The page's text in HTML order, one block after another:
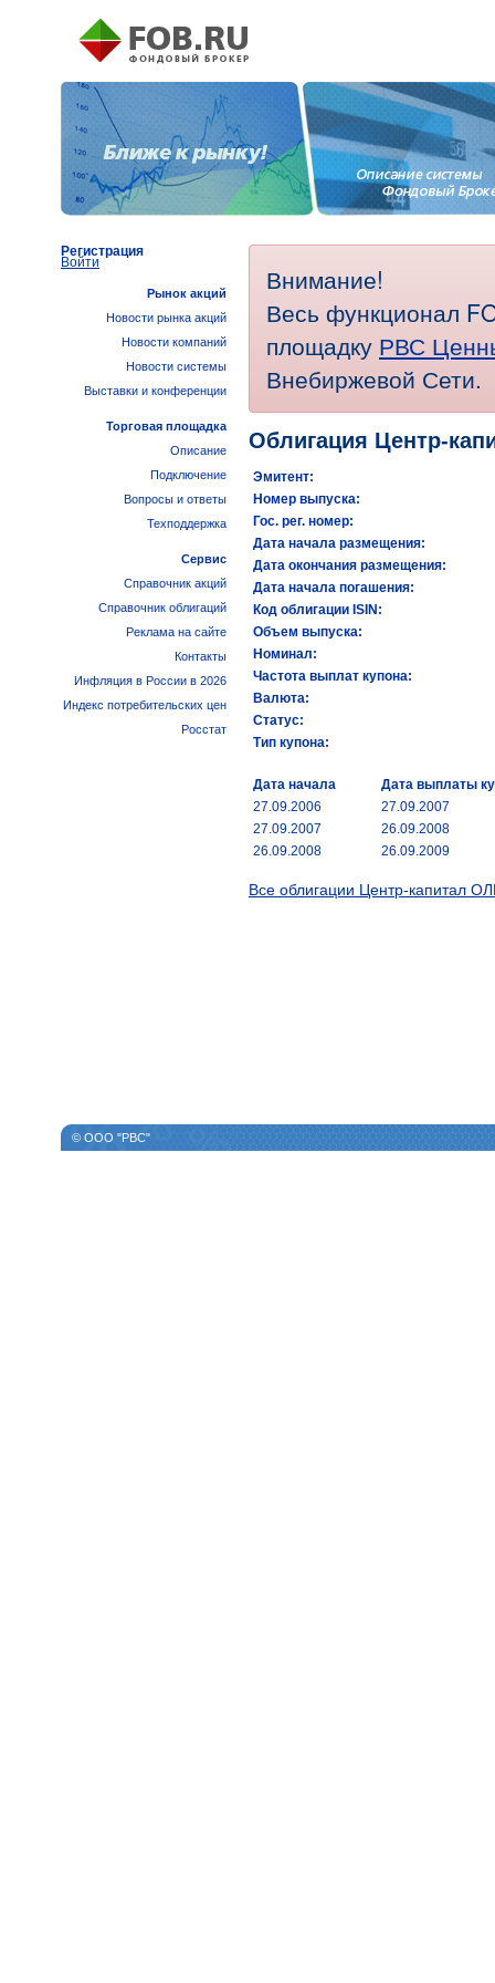
Внимание!
Весь функционал
площадку РВС
Внебиржевой Сети.
Облигация Центр-
Эмитент:
Номер выпуска:
Гос. рег. номер:
Дата начала размещения:
Дата окончания размещения:
Дата начала погашения:
Код облигации ISIN:
Объем выпуска:
Номинал:
Частота выплат купона:
Валюта:
Статус:
Тип купона:
Дата начала
Дата выплаты
27.09.2006
27.09.2007
27.09.2007
26.09.2008
26.09.2008
26.09.2009
Все облигации Центр-капитал
Регистрация
Войти
Рынок акций
Новости рынка акций
Новости компаний
Новости системы
Выставки и конференции
Торговая площадка
Описание
Подключение
Вопросы и ответы
Техподдержка
Сервис
Справочник акций
Справочник облигаций
Реклама на сайте
Контакты
Инфляция в России в 2026
Индекс потребительских цен
Росстат
© ООО "РВС"